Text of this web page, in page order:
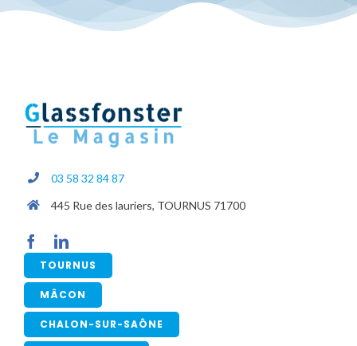
03 58 32 84 87
445 Rue des lauriers, TOURNUS 71700
TOURNUS
MÂCON
CHALON-SUR-SAÔNE